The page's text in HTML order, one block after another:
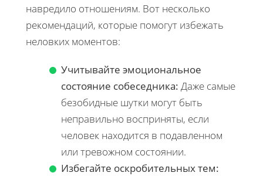
навредило отношениям. Вот несколько
рекомендаций, которые помогут избежать
неловких моментов:
Учитывайте эмоциональное
состояние собеседника: Даже самые
безобидные шутки могут быть
неправильно восприняты, если
человек находится в подавленном
или тревожном состоянии.
Избегайте оскробительных тем: